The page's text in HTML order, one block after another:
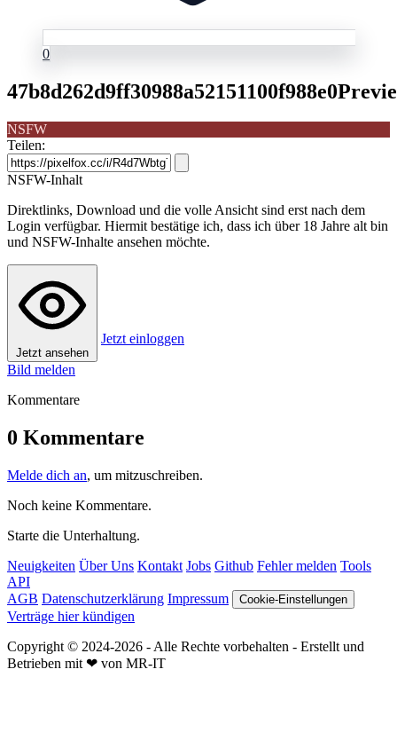
0
NSFW
Teilen:
NSFW-Inhalt
Direktlinks, Download und die volle Ansicht sind erst nach dem
Login verfügbar. Hiermit bestätige ich, dass ich über 18 Jahre alt bin
und NSFW-Inhalte ansehen möchte.
Jetzt ansehen
Jetzt einloggen
Bild melden
Kommentare
0 Kommentare
Melde dich an, um mitzuschreiben.
Noch keine Kommentare.
Starte die Unterhaltung.
Neuigkeiten Über Uns Kontakt Jobs Github Fehler melden Tools
API
AGB Datenschutzerklärung Impressum Cookie-Einstellungen
Verträge hier kündigen
Copyright © 2024-2026 - Alle Rechte vorbehalten - Erstellt und
Betrieben mit ❤ von MR-IT